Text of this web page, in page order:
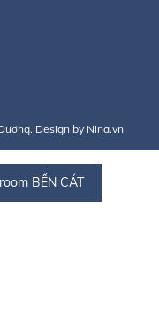
Design by Nina.vn
BẾN CÁT